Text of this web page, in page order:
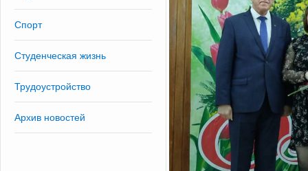
Спорт
Студенческая жизнь
Трудоустройство
Архив новостей